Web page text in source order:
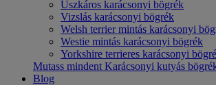
Uszkáros karácsonyi bögrék
Vizslás karácsonyi bögrék
Welsh terrier mintás karácsonyi
Westie mintás karácsonyi bögrék
Yorkshire terrieres karácsonyi
Mutass mindent Karácsonyi kutyás
Blog